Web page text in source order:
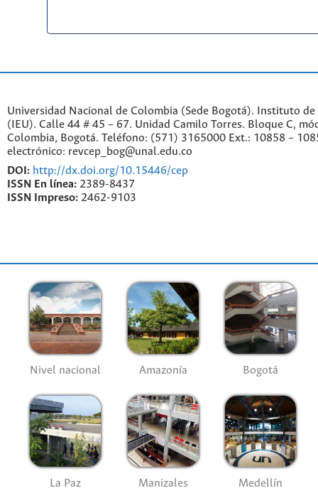
Universidad Nacional de Colombia (Sede Bogotá). Instituto
(IEU). Calle 44 # 45 – 67. Unidad Camilo Torres. Bloque C,
Colombia, Bogotá. Teléfono: (571) 3165000 Ext.: 10858 –
electrónico: revcep_bog@unal.edu.co
DOI: http://dx.doi.org/10.15446/cep
ISSN En línea: 2389-8437
ISSN Impreso: 2462-9103
Nivel nacional Amazonía Bogotá
La Paz Manizales Medellín